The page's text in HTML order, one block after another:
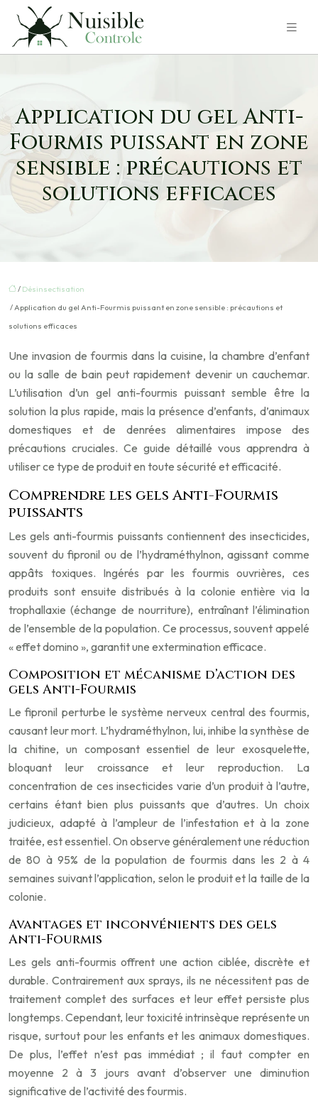
Application du gel Anti-
Fourmis puissant en zone
sensible : précautions et
solutions efficaces
/ Désinsectisation
/ Application du gel Anti-Fourmis puissant en zone sensible : précautions et
solutions efficaces
Une invasion de fourmis dans la cuisine, la chambre d’enfant
ou la salle de bain peut rapidement devenir un cauchemar.
L’utilisation d’un gel anti-fourmis puissant semble être la
solution la plus rapide, mais la présence d’enfants, d’animaux
domestiques et de denrées alimentaires impose des
précautions cruciales. Ce guide détaillé vous apprendra à
utiliser ce type de produit en toute sécurité et efficacité.
Comprendre les gels Anti-Fourmis
puissants
Les gels anti-fourmis puissants contiennent des insecticides,
souvent du fipronil ou de l’hydraméthylnon, agissant comme
appâts toxiques. Ingérés par les fourmis ouvrières, ces
produits sont ensuite distribués à la colonie entière via la
trophallaxie (échange de nourriture), entraînant l’élimination
de l’ensemble de la population. Ce processus, souvent appelé
« effet domino », garantit une extermination efficace.
Composition et mécanisme d’action des
gels Anti-Fourmis
Le fipronil perturbe le système nerveux central des fourmis,
causant leur mort. L’hydraméthylnon, lui, inhibe la synthèse de
la chitine, un composant essentiel de leur exosquelette,
bloquant leur croissance et leur reproduction. La
concentration de ces insecticides varie d’un produit à l’autre,
certains étant bien plus puissants que d’autres. Un choix
judicieux, adapté à l’ampleur de l’infestation et à la zone
traitée, est essentiel. On observe généralement une réduction
de 80 à 95% de la population de fourmis dans les 2 à 4
semaines suivant l’application, selon le produit et la taille de la
colonie.
Avantages et inconvénients des gels
Anti-Fourmis
Les gels anti-fourmis offrent une action ciblée, discrète et
durable. Contrairement aux sprays, ils ne nécessitent pas de
traitement complet des surfaces et leur effet persiste plus
longtemps. Cependant, leur toxicité intrinsèque représente un
risque, surtout pour les enfants et les animaux domestiques.
De plus, l’effet n’est pas immédiat ; il faut compter en
moyenne 2 à 3 jours avant d’observer une diminution
significative de l’activité des fourmis.